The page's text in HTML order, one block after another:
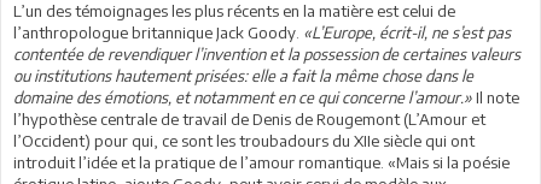
L’un des témoignages les plus récents en la matière est celui de
l’anthropologue britannique Jack Goody. «L’Europe, écrit-il, ne s’est pas
contentée de revendiquer l’invention et la possession de certaines valeurs
ou institutions hautement prisées: elle a fait la même chose dans le
domaine des émotions, et notamment en ce qui concerne l’amour.»Il note
l’hypothèse centrale de travail de Denis de Rougemont (L’Amour et
l’Occident) pour qui, ce sont les troubadours du XIIe siècle qui ont
introduit l’idée et la pratique de l’amour romantique. «Mais si la poésie